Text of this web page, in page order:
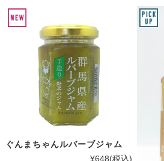
ぐんまちゃんルバーブジャム
¥648(税込)